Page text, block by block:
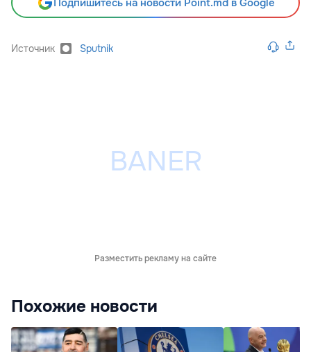
Источник Sputnik
Разместить рекламу на сайте
Похожие новости